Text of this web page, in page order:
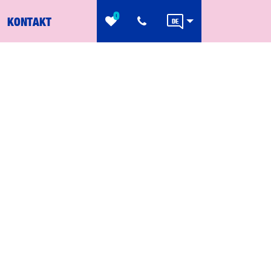
KONTAKT 0 DE